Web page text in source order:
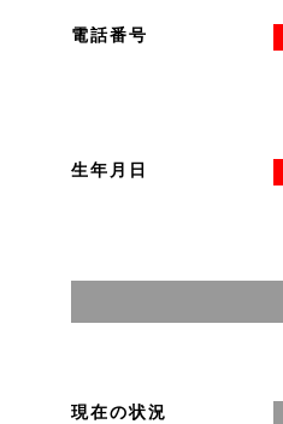
電話番号
生年月日
現在の状況